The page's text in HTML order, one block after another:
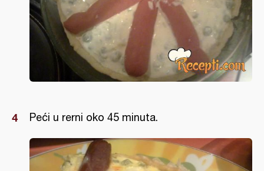
Peći u rerni oko 45 minuta.